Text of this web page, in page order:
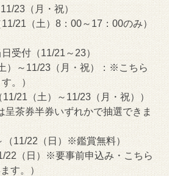
23（月・祝）
21（土）8：00～17：00のみ）
受付（11/21～23）
）～11/23（月・祝）：※こちら
。）
21（土）～11/23（月・祝））
茶券半券いずれかで抽選できま
11/22（日）※鑑賞無料）
22（日）※要事前申込み・こちら
す。）